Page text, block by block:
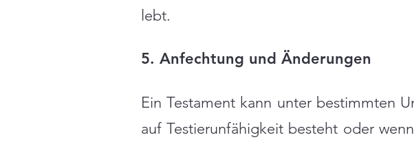
lebt.
5. Anfechtung und Änderungen
Ein Testament kann unter bestimmten
auf Testierunfähigkeit besteht oder